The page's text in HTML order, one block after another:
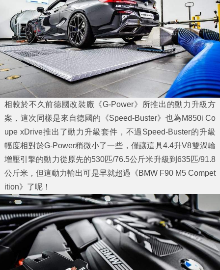
相較於不久前德國改裝廠《G-Power》所推出的動力升級方
案，這次同樣是來自德國的《Speed-Buster》也為M850i Co
upe xDrive推出了動力升級套件，不過Speed-Buster的升級
幅度相對於G-Power稍微小了一些，僅讓這具4.4升V8雙渦輪
增壓引擎的動力從原先的530匹/76.5公斤米升級到635匹/91.8
公斤米，但這動力輸出可是早就超過《BMW F90 M5 Compet
ition》了呢！